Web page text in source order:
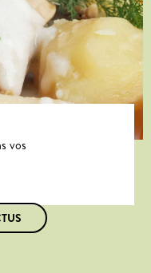
vos